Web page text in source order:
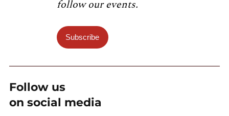
follow our events.
Subscribe
Follow us
on social media